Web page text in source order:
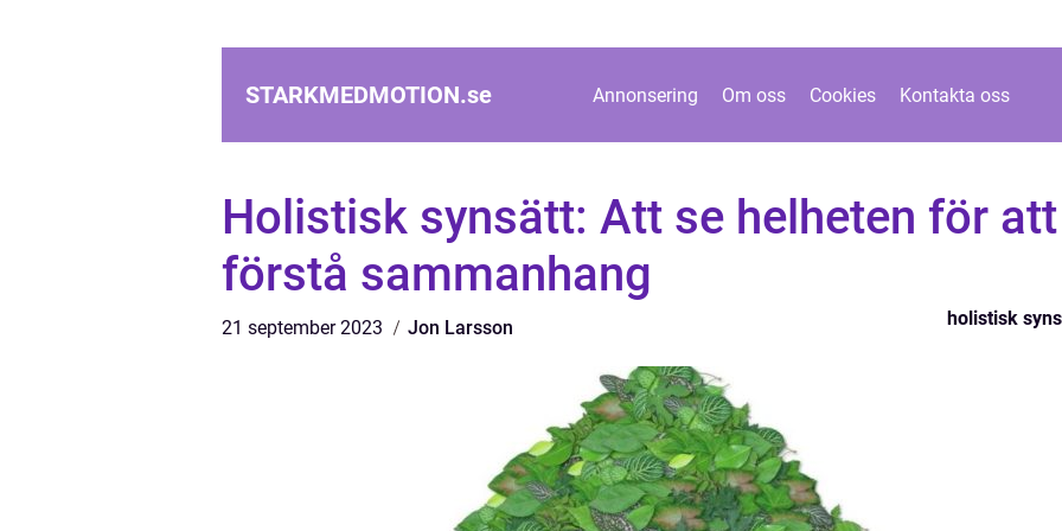
STARKMEDMOTION.se Annonsering Om oss Cookies Kontakta oss
Holistisk synsätt: Att se helheten för att
förstå sammanhang
21 september 2023 Jon Larsson holistisk